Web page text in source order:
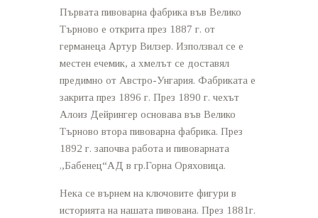
Първата пивоварна фабрика във Велико
Търново е открита през 1887 г. от
германеца Артур Вилзер. Използвал се е
местен ечемик, а хмелът се доставял
предимно от Австро-Унгария. Фабриката е
закрита през 1896 г. През 1890 г. чехът
Алоиз Дейрингер основава във Велико
Търново втора пивоварна фабрика. През
1892 г. започва работа и пивоварната
„Бабенец“АД в гр.Горна Оряховица.
Нека се върнем на ключовите фигури в
историята на нашата пивована. През 1881г.